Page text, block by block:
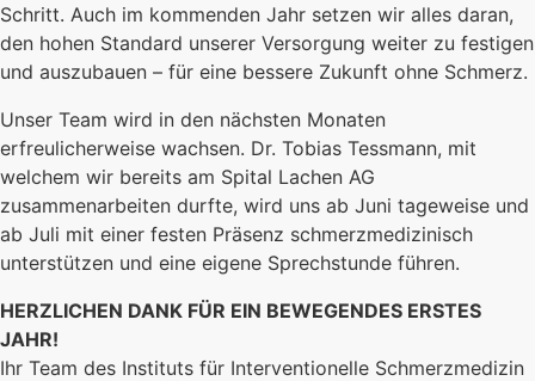
Schritt. Auch im kommenden Jahr setzen wir alles daran,
den hohen Standard unserer Versorgung weiter zu festigen
und auszubauen – für eine bessere Zukunft ohne Schmerz.
Unser Team wird in den nächsten Monaten
erfreulicherweise wachsen. Dr. Tobias Tessmann, mit
welchem wir bereits am Spital Lachen AG
zusammenarbeiten durfte, wird uns ab Juni tageweise und
ab Juli mit einer festen Präsenz schmerzmedizinisch
unterstützen und eine eigene Sprechstunde führen.
HERZLICHEN DANK FÜR EIN BEWEGENDES ERSTES
JAHR!
Ihr Team des Instituts für Interventionelle Schmerzmedizin